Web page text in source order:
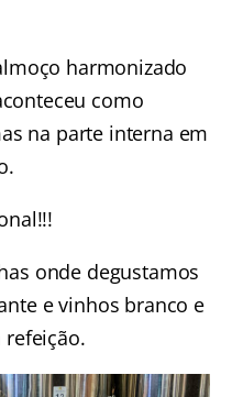
harmonizado
como
na parte interna em
onde degustamos
e vinhos branco e